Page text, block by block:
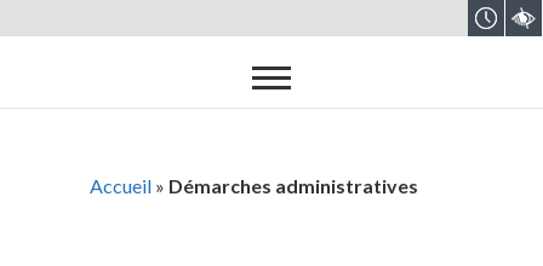
Accueil » Démarches administratives